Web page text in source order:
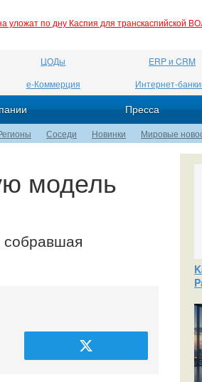
уложат по дну Каспия для транскаспийской
ЦОДы ERP и CRM
е-Коммерция Интернет-
Пресса
Соседи Новинки Мировые
модель
собравшая